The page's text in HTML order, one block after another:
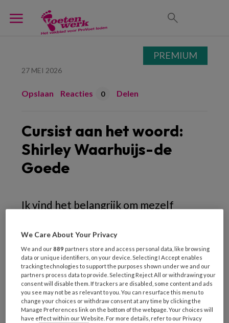
27 MEI 2026
Opslaan Reacties 0 Delen
Cursist aan het woord:
Shirley Waarhuijs-de
Goede
Ik vind het belangrijk om mezelf
het pedicurevak. Tijdens
behandelingen merkte ik dat veel
cliënten niet alleen last hebben van
voetklachten, maar ook onzeker
kunnen zijn over beschadigde of
afwijkende nagels.
PREMIUM
We Care About Your Privacy
We and our889 partners store and access personal data, like browsing
data or unique identifiers, on your device. Selecting I Accept enables
tracking technologies to support the purposes shown under we and our
partners process data to provide. Selecting Reject All or withdrawing your
consent will disable them. If trackers are disabled, some content and ads
you see may not be as relevant to you. You can resurface this menu to
change your choices or withdraw consent at any time by clicking the
Manage Preferences link on the bottom of the webpage. Your choices will
have effect within our Website. For more details, refer to our Privacy